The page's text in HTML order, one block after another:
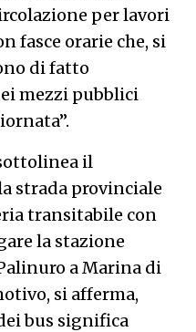
per lavori
fasce orarie che, si
di fatto
mezzi pubblici
il
strada provinciale
transitabile con
la stazione
a Marina di
si afferma,
bus significa